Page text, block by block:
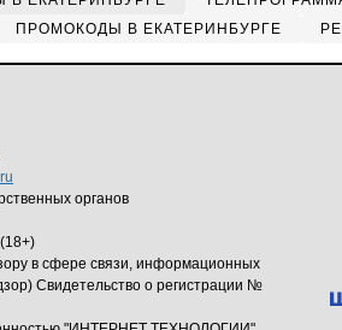
ПРОМОКОДЫ В ЕКАТЕРИНБУРГЕ
органов
в сфере связи, информационных
Свидетельство о регистрации №